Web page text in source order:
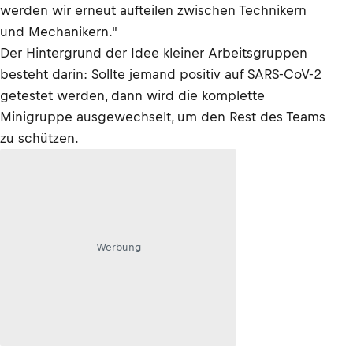
werden wir erneut aufteilen zwischen Technikern
und Mechanikern."
Der Hintergrund der Idee kleiner Arbeitsgruppen
besteht darin: Sollte jemand positiv auf SARS-CoV-2
getestet werden, dann wird die komplette
Minigruppe ausgewechselt, um den Rest des Teams
zu schützen.
Werbung